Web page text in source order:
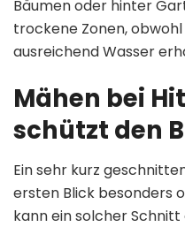
Bäumen oder hinter
trockene Zonen,
ausreichend Wasser
Mähen bei
schützt den
Ein sehr kurz
ersten Blick besonders
kann ein solcher